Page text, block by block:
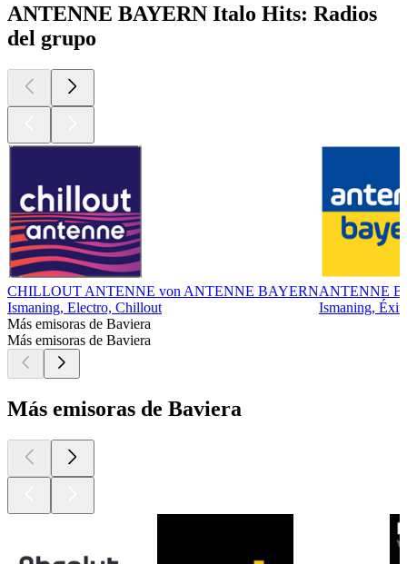
ANTENNE BAYERN Italo Hits: Radios
del grupo
CHILLOUT ANTENNE von ANTENNE BAYERN
Ismaning, Electro, Chillout
ANTENNE
Ismaning,
Más emisoras de Baviera
Más emisoras de Baviera
Más emisoras de Baviera